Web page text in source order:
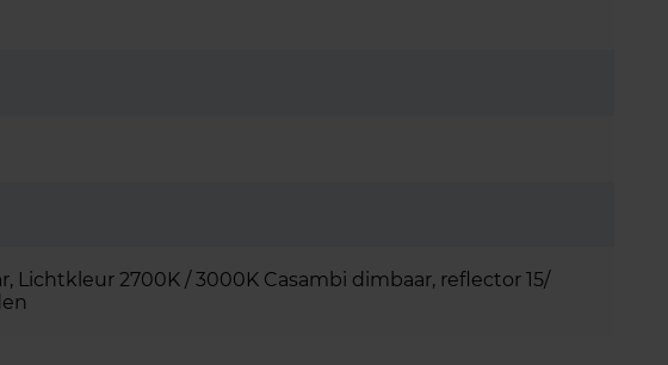
Lichtkleur 2700K / 3000K Casambi dimbaar, reflector 15/